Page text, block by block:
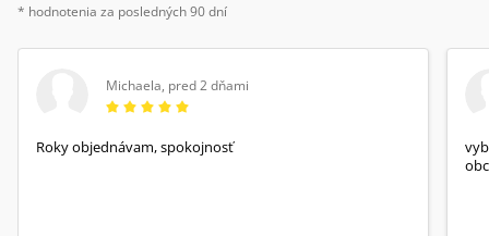
* hodnotenia za posledných 90 dní
Michaela, pred 2 dňami
Roky objednávam, spokojnosť